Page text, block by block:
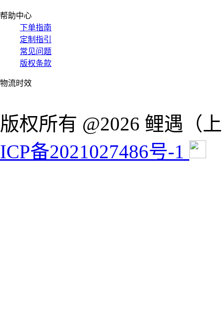
帮助中心
下单指南
定制指引
常见问题
版权条款
物流时效
版权所有 @2026 鲤遇（
ICP备2021027486号-1